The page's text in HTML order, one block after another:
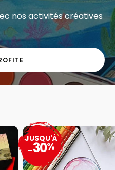
nos activités créatives
JUSQU'À
-30%